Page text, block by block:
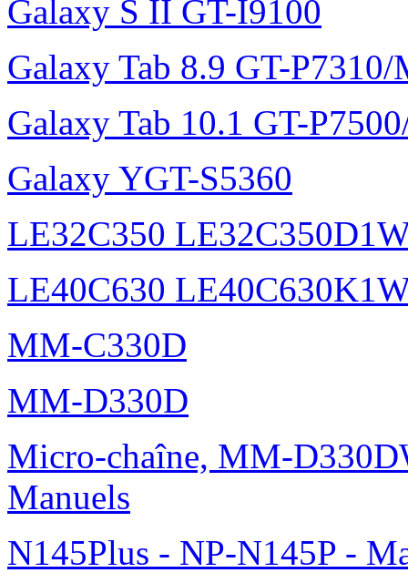
Galaxy S II GT-I9100
Galaxy Tab 8.9 GT-P7310/
Galaxy Tab 10.1 GT-
Galaxy YGT-S5360
LE32C350
LE40C630
MM-C330D
MM-D330D
Micro-chaîne, MM-
Manuels
N145Plus - NP-N145P -